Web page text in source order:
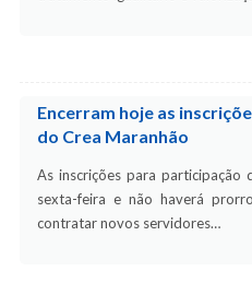
Encerram hoje as
do Crea Maranhão
As inscrições para participação
sexta-feira e não haverá
contratar novos servidores…